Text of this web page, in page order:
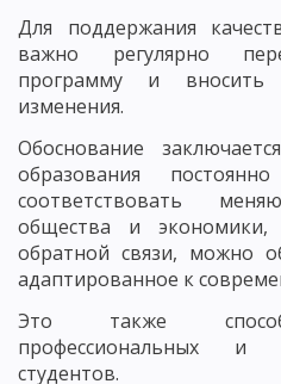
Для поддержания
важно регулярно
программу и
изменения.
Обоснование
образования
соответствовать
общества и экономики,
обратной связи, можно
адаптированное к
Это также
профессиональных и
студентов.